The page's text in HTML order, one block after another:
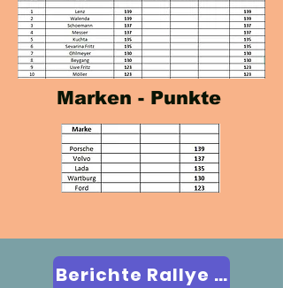
Marken - Punkte
Berichte Rallye / Team